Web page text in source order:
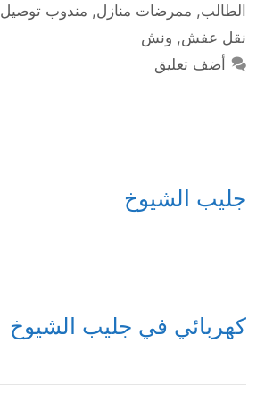
الطالب, ممرضات منازل, مندوب توصيل
نقل عفش, ونش
أضف تعليق
جليب الشيوخ
كهربائي في جليب الشيوخ